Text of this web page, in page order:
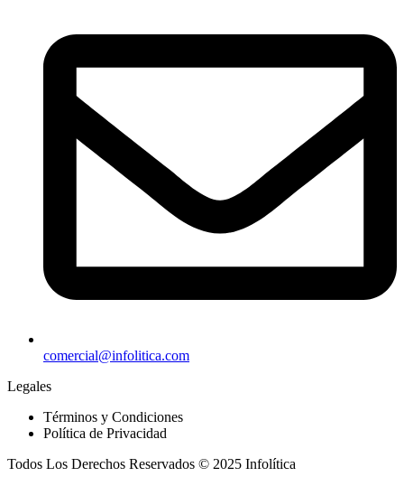
comercial@infolitica.com
Legales
Términos y Condiciones
Política de Privacidad
Todos Los Derechos Reservados © 2025 Infolítica